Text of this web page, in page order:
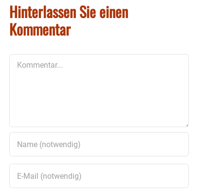
Hinterlassen Sie einen
Kommentar